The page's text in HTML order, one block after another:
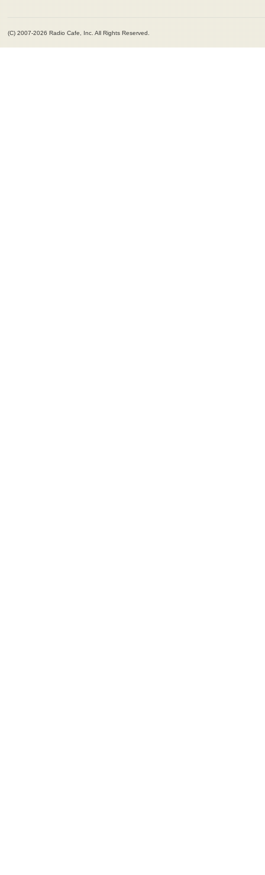
(C) 2007-2026 Radio Cafe, Inc. All Rights Reserved.